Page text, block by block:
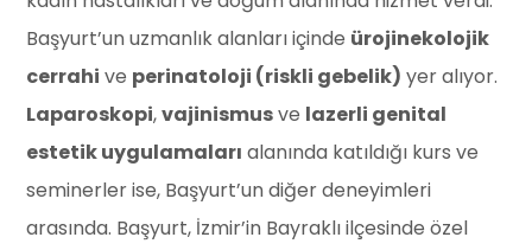
Başyurt’un uzmanlık alanları içinde ürojinekolojik
cerrahi ve perinatoloji (riskli gebelik) yer alıyor.
Laparoskopi,vajinismusve lazerli genital
estetik uygulamaları alanında katıldığı kurs ve
seminerler ise, Başyurt’un diğer deneyimleri
arasında. Başyurt, İzmir’in Bayraklı ilçesinde özel